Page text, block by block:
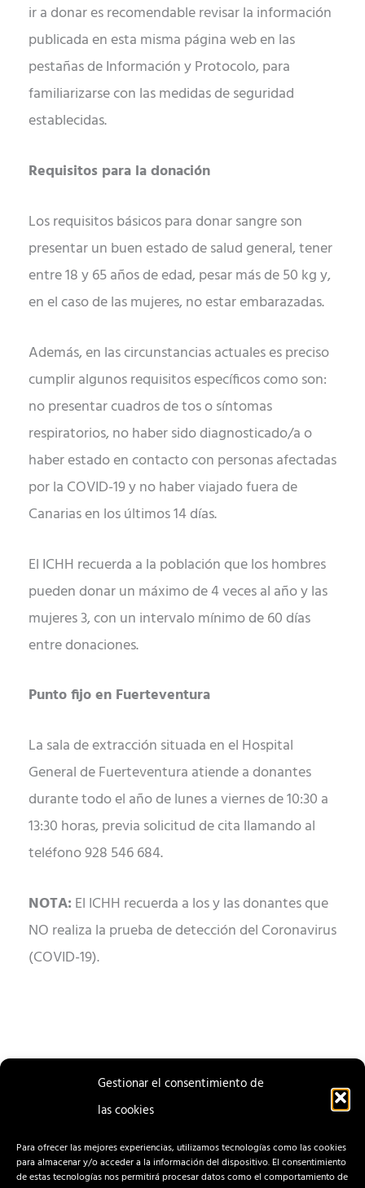
Gestionar el consentimiento de
las cookies
Para ofrecer las mejores experiencias, utilizamos tecnologías como las cookies
para almacenar y/o acceder a la información del dispositivo. El consentimiento
de estas tecnologías nos permitirá procesar datos como el comportamiento de
ir a donar es recomendable revisar la información
publicada en esta misma página web en las
pestañas de Información y Protocolo, para
familiarizarse con las medidas de seguridad
establecidas.
Requisitos para la donación
Los requisitos básicos para donar sangre son
presentar un buen estado de salud general, tener
entre 18 y 65 años de edad, pesar más de 50 kg y,
en el caso de las mujeres, no estar embarazadas.
Además, en las circunstancias actuales es preciso
cumplir algunos requisitos específicos como son:
no presentar cuadros de tos o síntomas
respiratorios, no haber sido diagnosticado/a o
haber estado en contacto con personas afectadas
por la COVID-19 y no haber viajado fuera de
Canarias en los últimos 14 días.
El ICHH recuerda a la población que los hombres
pueden donar un máximo de 4 veces al año y las
mujeres 3, con un intervalo mínimo de 60 días
entre donaciones.
Punto fijo en Fuerteventura
La sala de extracción situada en el Hospital
General de Fuerteventura atiende a donantes
durante todo el año de lunes a viernes de 10:30 a
13:30 horas, previa solicitud de cita llamando al
teléfono 928 546 684.
NOTA: El ICHH recuerda a los y las donantes que
NO realiza la prueba de detección del Coronavirus
(COVID-19).
ENTRADA